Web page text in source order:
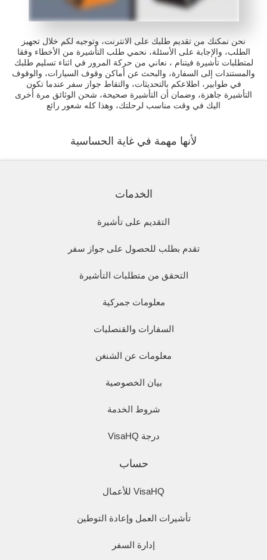
نحن نمكنك من تقديم طلبك على الانترنت، وتوجيه لكم خلال تجهيز
الطلب، والإجابة على الأسئلة، نحمي طلب التأشيرة من الأخطاء وفقا
لمتطلبات تأشيرة فيتنام ، نعاني من حركة المرور في اثناء تسليم طلبك
والمستندات إلى السفارة، والبحث عن أماكن وقوف السيارات، والوقوف
في طوابير، اطلاعكم بالتحديثات، والتقاط جواز سفر عندما تكون
التأشيرة جاهزة، وضمان أن التأشيرة صحيحة، شحن الوثائق مرة أخرى
اليك في وقت مناسب لرحلتك، وهذا كله شعور رائع
لأنها مهمة في غاية الحساسية
الخدمات
التقديم على تأشيرة
تقدم بطلب للحصول على جواز سفر
التحقق من متطلبات التأشيرة
معلومات جمركية
السفارات والقنصليات
معلومات عن الشنغن
بيان الخصوصية
شروط الخدمة
درجة VisaHQ
حساب
VisaHQ للأعمال
تأشيرات العمل وإعادة التوطين
إدارة السفر